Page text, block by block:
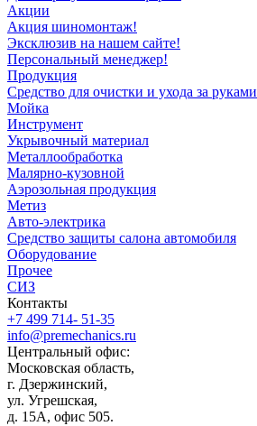
Акции
Акция шиномонтаж!
Эксклюзив на нашем сайте!
Персональный менеджер!
Продукция
Средство для очистки и ухода за руками
Мойка
Инструмент
Укрывочный материал
Металлообработка
Малярно-кузовной
Аэрозольная продукция
Метиз
Авто-электрика
Средство защиты салона автомобиля
Оборудование
Прочее
СИЗ
Контакты
+7 499 714- 51-35
info@premechanics.ru
Центральный офис:
Московская область,
г. Дзержинский,
ул. Угрешская,
д. 15А, офис 505.